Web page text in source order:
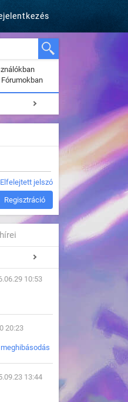
Fórumokban
Elfelejtett jelszó
Regisztráció
10:53
20:23
13:44